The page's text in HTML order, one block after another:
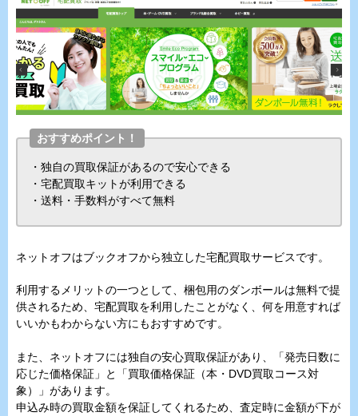
おすすめポイント！
・独自の買取保証があるので安心できる
・宅配買取キットが利用できる
・送料・手数料がすべて無料
ネットオフはブックオフから独立した宅配買取サービスです。
利用するメリットの一つとして、梱包用のダンボールは無料で提
供されるため、宅配買取を利用したことがなく、何を用意すれば
いいかもわからない方にもおすすめです。
また、ネットオフには独自の安心買取保証があり、「発売日数に
応じた価格保証」と「買取価格保証（本・DVD買取コース対
象）」があります。
申込み時の買取金額を保証してくれるため、査定時に金額が下が